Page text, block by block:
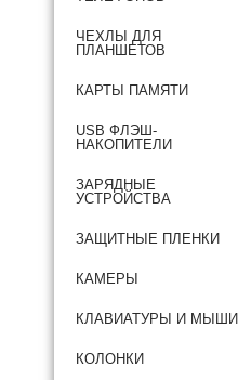
ЧЕХЛЫ ДЛЯ
ПЛАНШЕТОВ
КАРТЫ ПАМЯТИ
USB ФЛЭШ-
НАКОПИТЕЛИ
ЗАРЯДНЫЕ
УСТРОЙСТВА
ЗАЩИТНЫЕ ПЛЕНКИ
КАМЕРЫ
КЛАВИАТУРЫ И МЫШИ
КОЛОНКИ